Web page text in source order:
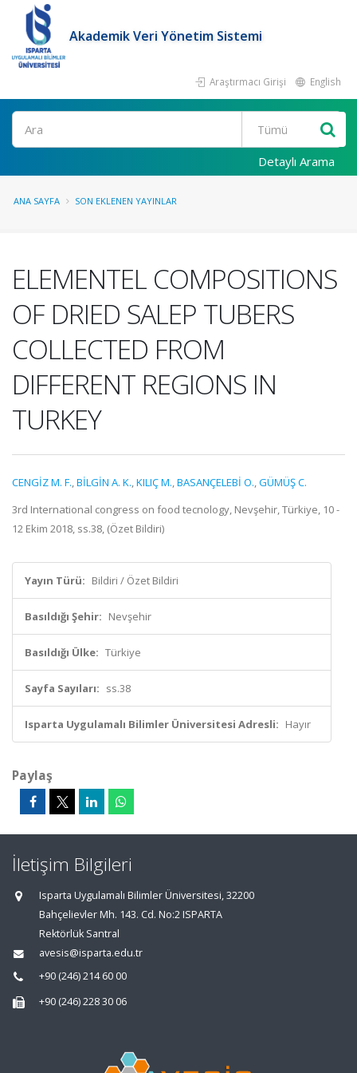
Akademik Veri Yönetim Sistemi
Araştırmacı Girişi English
Ara
Detaylı Arama
ANA SAYFA SON EKLENEN YAYINLAR
ELEMENTEL COMPOSITIONS
OF DRIED SALEP TUBERS
COLLECTED FROM
DIFFERENT REGIONS IN
TURKEY
CENGİZ M. F.,BİLGİN A. K.,KILIÇ M.,BASANÇELEBİ O.,GÜMÜŞ C.
3rd International congress on food tecnology, Nevşehir, Türkiye, 10 -
12 Ekim 2018, ss.38, (Özet Bildiri)
Yayın Türü: Bildiri / Özet Bildiri
Basıldığı Şehir: Nevşehir
Basıldığı Ülke: Türkiye
Sayfa Sayıları: ss.38
Isparta Uygulamalı Bilimler Üniversitesi Adresli: Hayır
Paylaş
İletişim Bilgileri
Isparta Uygulamalı Bilimler Üniversitesi, 32200
Bahçelievler Mh. 143. Cd. No:2 ISPARTA
Rektörlük Santral
avesis@isparta.edu.tr
+90 (246) 214 60 00
+90 (246) 228 30 06